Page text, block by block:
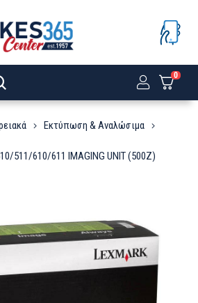
0
Εκτύπωση & Αναλώσιμα
511/610/611 IMAGING UNIT (500Z)